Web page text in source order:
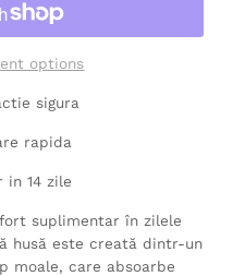
options
sigura
rapida
in 14 zile
suplimentar în zilele
husă este creată dintr-un
moale, care absoarbe